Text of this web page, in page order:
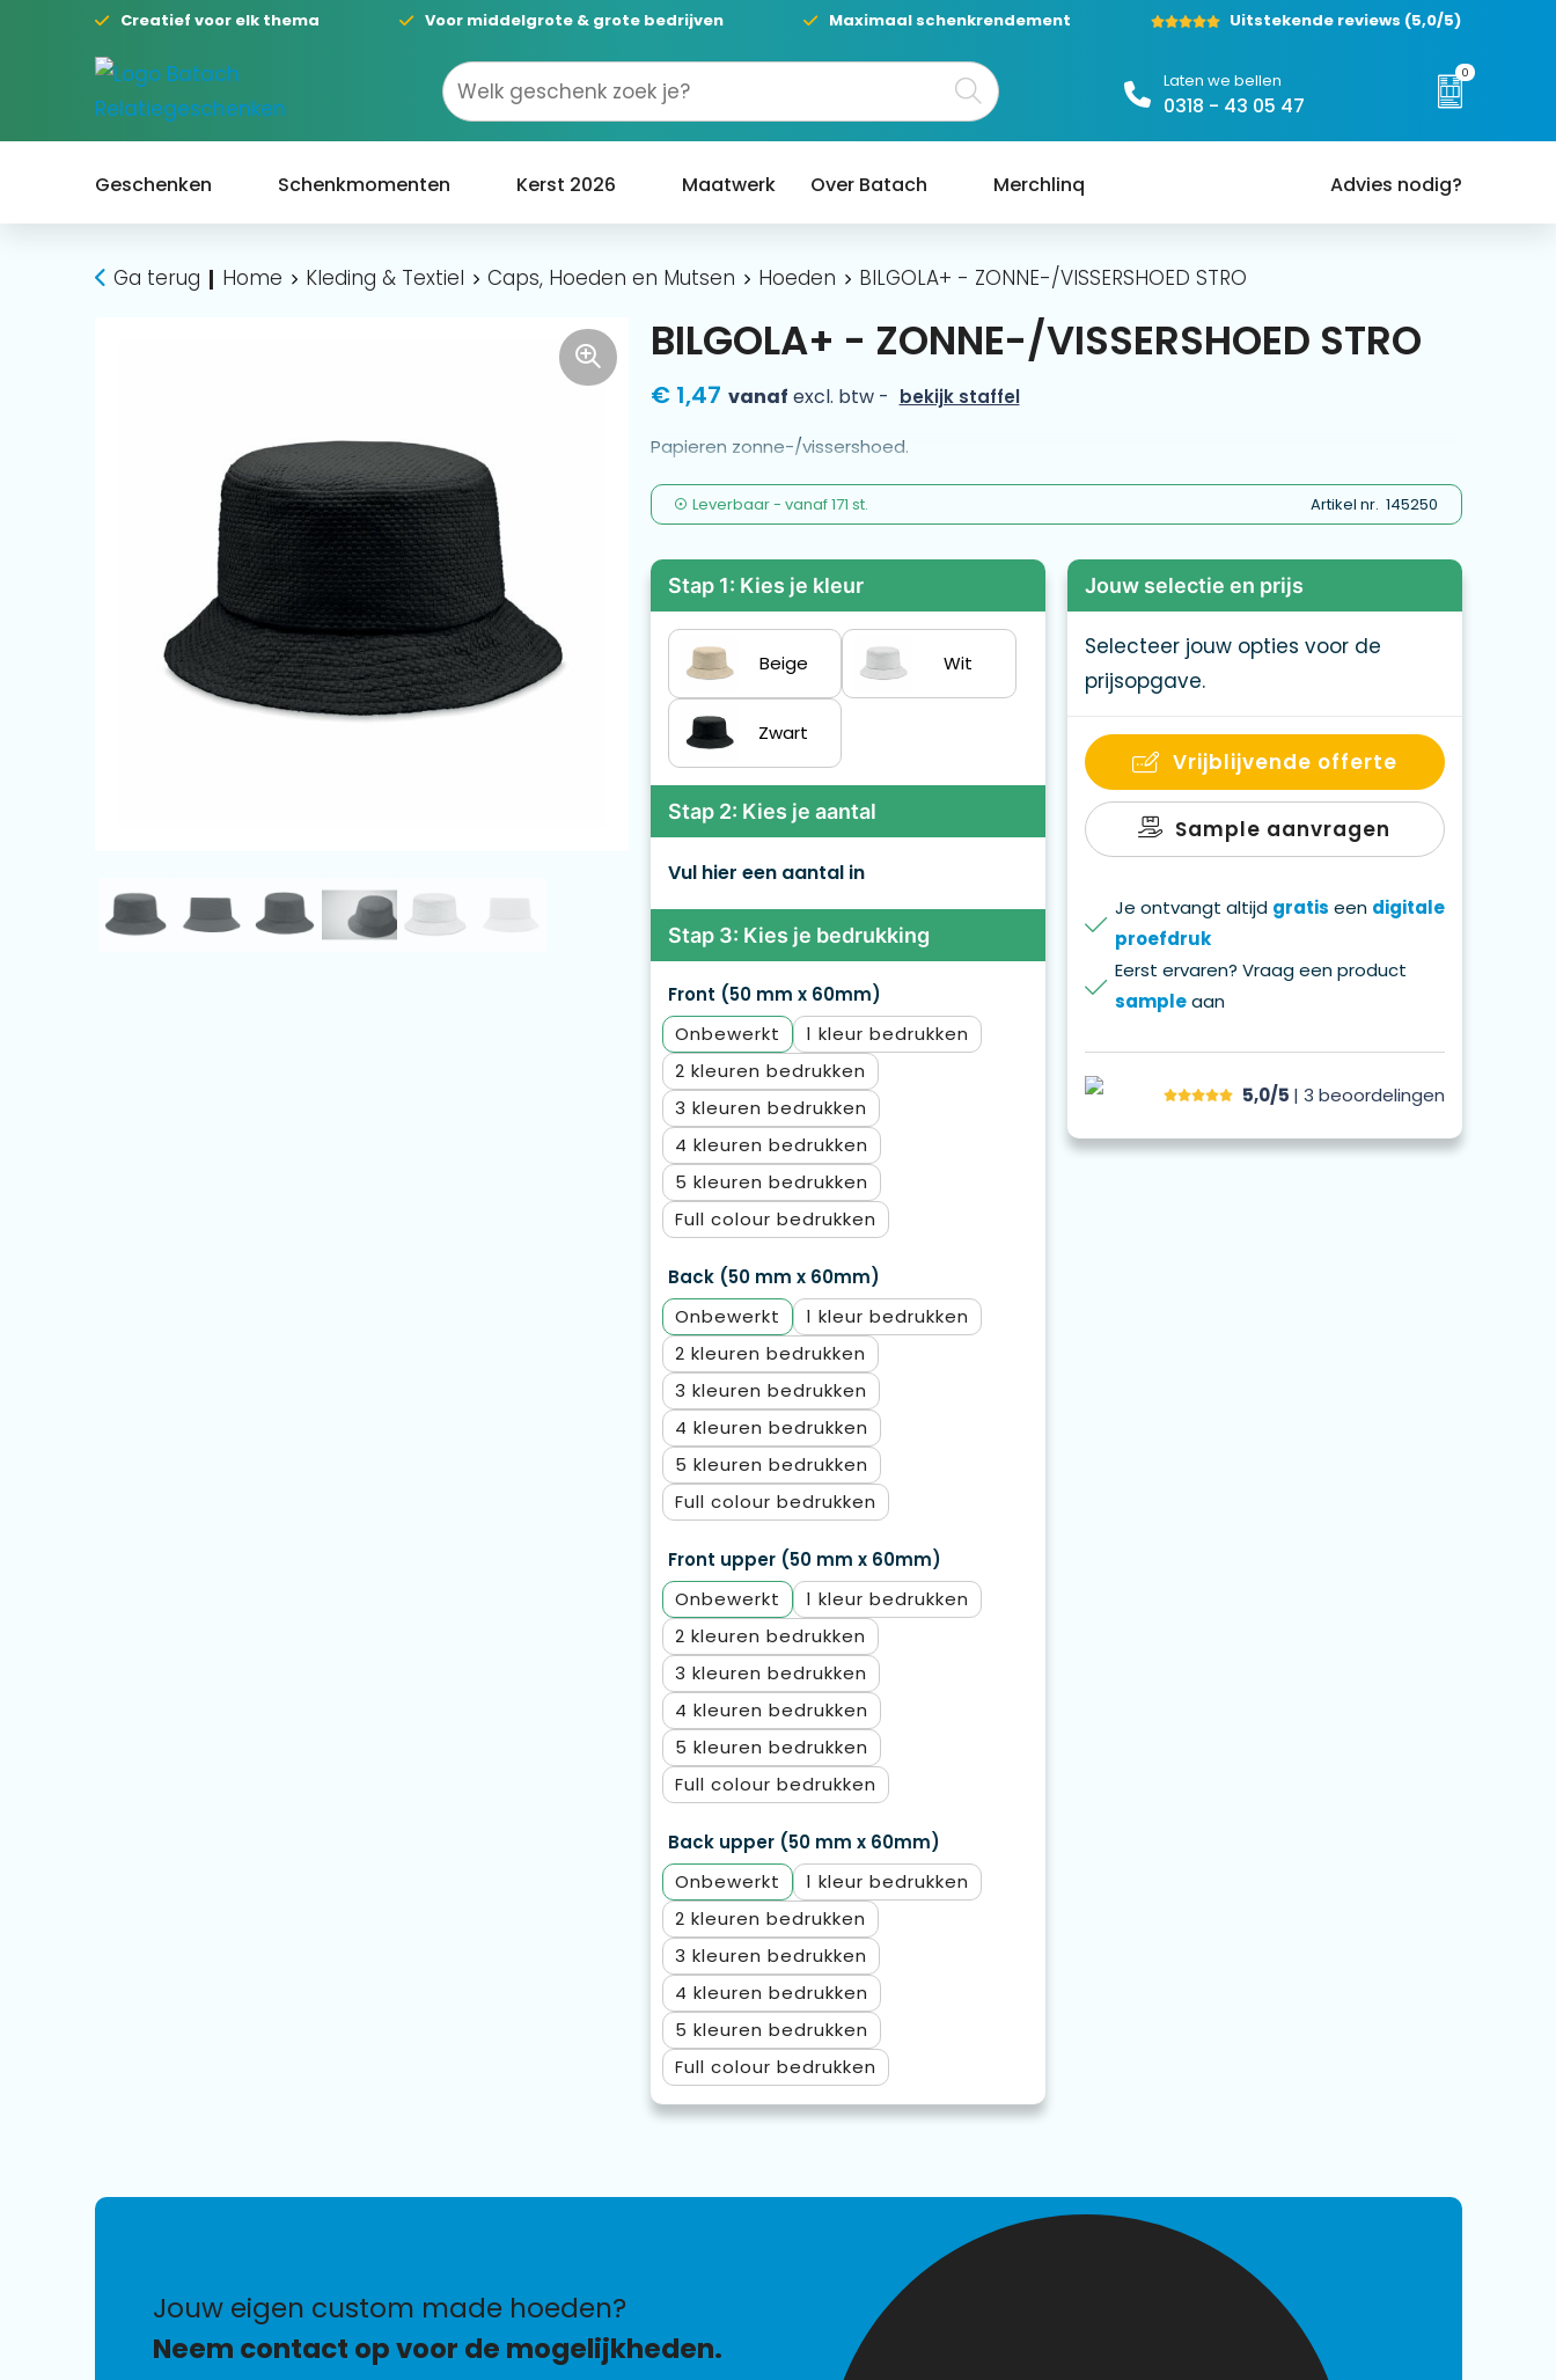
Creatief voor elk thema Voor middelgrote & grote bedrijven Maximaal schenkrendement Uitstekende reviews (5,0/5)
Laten we bellen
0318 - 43 05 47
0
Geschenken Schenkmomenten Kerst 2026 Maatwerk Over Batach Merchlinq Advies nodig?
Ga terug Home Kleding & Textiel Caps, Hoeden en Mutsen Hoeden BILGOLA+ - ZONNE-/VISSERSHOED STRO
BILGOLA+ - ZONNE-/VISSERSHOED STRO
€ 1,47 vanaf excl. btw - bekijk staffel
Papieren zonne-/vissershoed.
Leverbaar- vanaf171 st. Artikel nr. 145250
Stap 1: Kies je kleur
Beige Wit
Zwart
Stap 2: Kies je aantal
Vul hier een aantal in
Stap 3: Kies je bedrukking
Front (50 mm x 60mm)
Onbewerkt
1
2
3
4
5
Full colour
Back (50 mm x 60mm)
Onbewerkt
1
2
3
4
5
Full colour
Front upper (50 mm x 60mm)
Onbewerkt
1
2
3
4
5
Full colour
Back upper (50 mm x 60mm)
Onbewerkt
1
2
3
4
5
Full colour
Jouw selectie en prijs
Selecteer jouw opties voor de
prijsopgave.
Vrijblijvende offerte
Sample aanvragen
Je ontvangt altijd gratis een digitale
proefdruk
Eerst ervaren? Vraag een product
sampleaan
5,0/5 | 3 beoordelingen
jouw eigen custom made hoeden?
Neem contact op voor de mogelijkheden.